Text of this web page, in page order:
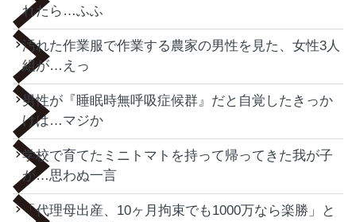
れたら…ふふ
汚れた作業服で作業する農家の男性を見た、女性3人
組が…えっ
男性が『睡眠時無呼吸症候群』だと自覚したきっか
けは…マジか
学校で育てたミニトマトを持って帰ってきた我が子
が…思わぬ一言
「代理母出産、10ヶ月拘束でも1000万なら楽勝」と